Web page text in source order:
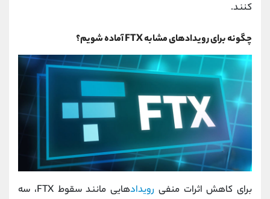
کنند.
چگونه برای رویدادهای مشابه FTX آماده شویم؟
برای کاهش اثرات منفی رویداد
هایی مانند سقوط FTX، سه